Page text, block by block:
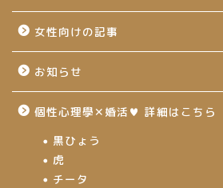
女性向けの記事
お知らせ
個性心理學✕婚活♥ 詳細はこちら
黒ひょう
虎
チータ